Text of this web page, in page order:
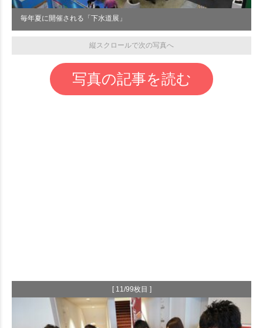
毎年夏に開催される「下水道展」
縦スクロールで次の写真へ
写真の記事を読む
[ 11/99枚目 ]